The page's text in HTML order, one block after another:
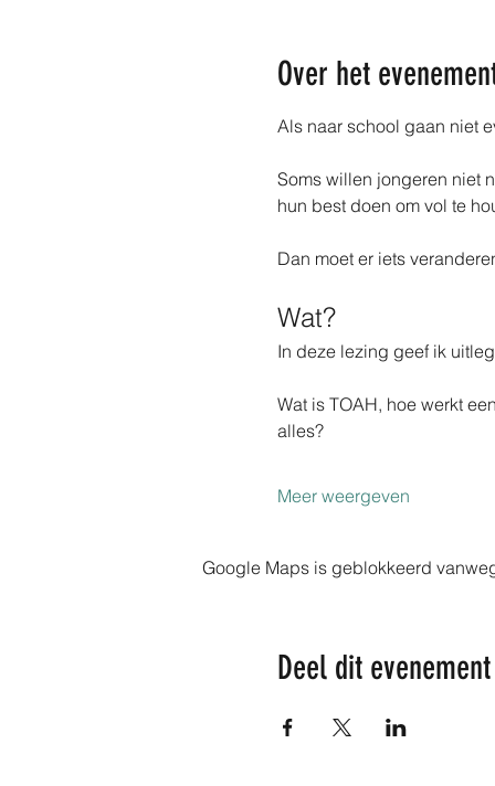
Over het
Als naar school gaan niet
Soms willen jongeren niet
hun best doen om vol te
Dan moet er iets
Wat?
In deze lezing geef ik
Wat is TOAH, hoe werkt
alles?
Meer weergeven
Google Maps is geblokkeerd
Deel dit evenement